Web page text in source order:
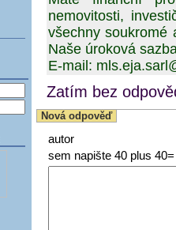
nemovitosti,
všechny soukromé
Naše úroková
E-mail:
Zatím bez
Nová odpověď
autor
sem napište 40 plus 40=